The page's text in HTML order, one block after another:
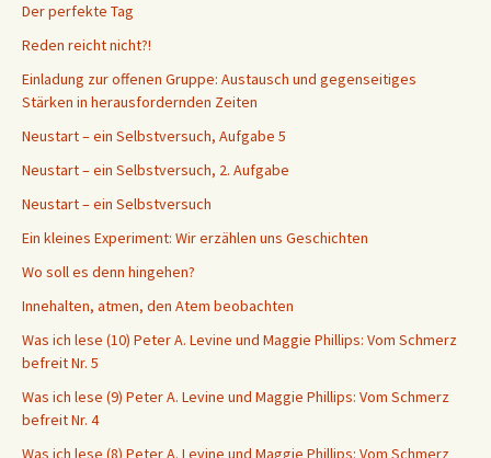
Der perfekte Tag
Reden reicht nicht?!
Einladung zur offenen Gruppe: Austausch und gegenseitiges
Stärken in herausfordernden Zeiten
Neustart – ein Selbstversuch, Aufgabe 5
Neustart – ein Selbstversuch, 2. Aufgabe
Neustart – ein Selbstversuch
Ein kleines Experiment: Wir erzählen uns Geschichten
Wo soll es denn hingehen?
Innehalten, atmen, den Atem beobachten
Was ich lese (10) Peter A. Levine und Maggie Phillips: Vom Schmerz
befreit Nr. 5
Was ich lese (9) Peter A. Levine und Maggie Phillips: Vom Schmerz
befreit Nr. 4
Was ich lese (8) Peter A. Levine und Maggie Phillips: Vom Schmerz